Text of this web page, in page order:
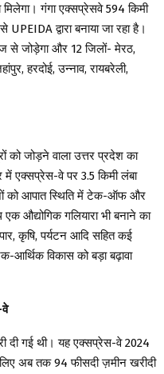
गंगा एक्सप्रेसवे 594 किमी
द्वारा बनाया जा रहा है।
से जोड़ेगा और 12 जिलों- मेरठ,
हरदोई, उन्नाव, रायबरेली,
को जोड़ने वाला उत्तर प्रदेश का
एक्सप्रेस-वे पर 3.5 किमी लंबा
को आपात स्थिति में टेक-ऑफ और
औद्योगिक गलियारा भी बनाने का
कृषि, पर्यटन आदि सहित कई
आर्थिक विकास को बड़ा बढ़ावा
दी गई थी। यह एक्सप्रेस-वे 2024
अब तक 94 फीसदी ज़मीन खरीदी